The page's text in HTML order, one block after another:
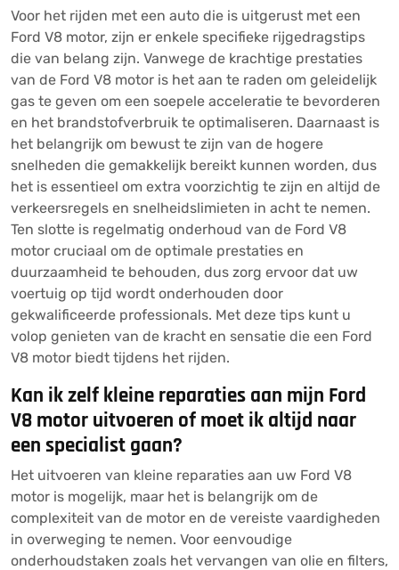
Voor het rijden met een auto die is uitgerust met een
Ford V8 motor, zijn er enkele specifieke rijgedragstips
die van belang zijn. Vanwege de krachtige prestaties
van de Ford V8 motor is het aan te raden om geleidelijk
gas te geven om een soepele acceleratie te bevorderen
en het brandstofverbruik te optimaliseren. Daarnaast is
het belangrijk om bewust te zijn van de hogere
snelheden die gemakkelijk bereikt kunnen worden, dus
het is essentieel om extra voorzichtig te zijn en altijd de
verkeersregels en snelheidslimieten in acht te nemen.
Ten slotte is regelmatig onderhoud van de Ford V8
motor cruciaal om de optimale prestaties en
duurzaamheid te behouden, dus zorg ervoor dat uw
voertuig op tijd wordt onderhouden door
gekwalificeerde professionals. Met deze tips kunt u
volop genieten van de kracht en sensatie die een Ford
V8 motor biedt tijdens het rijden.
Kan ik zelf kleine reparaties aan mijn Ford
V8 motor uitvoeren of moet ik altijd naar
een specialist gaan?
Het uitvoeren van kleine reparaties aan uw Ford V8
motor is mogelijk, maar het is belangrijk om de
complexiteit van de motor en de vereiste vaardigheden
in overweging te nemen. Voor eenvoudige
onderhoudstaken zoals het vervangen van olie en filters,